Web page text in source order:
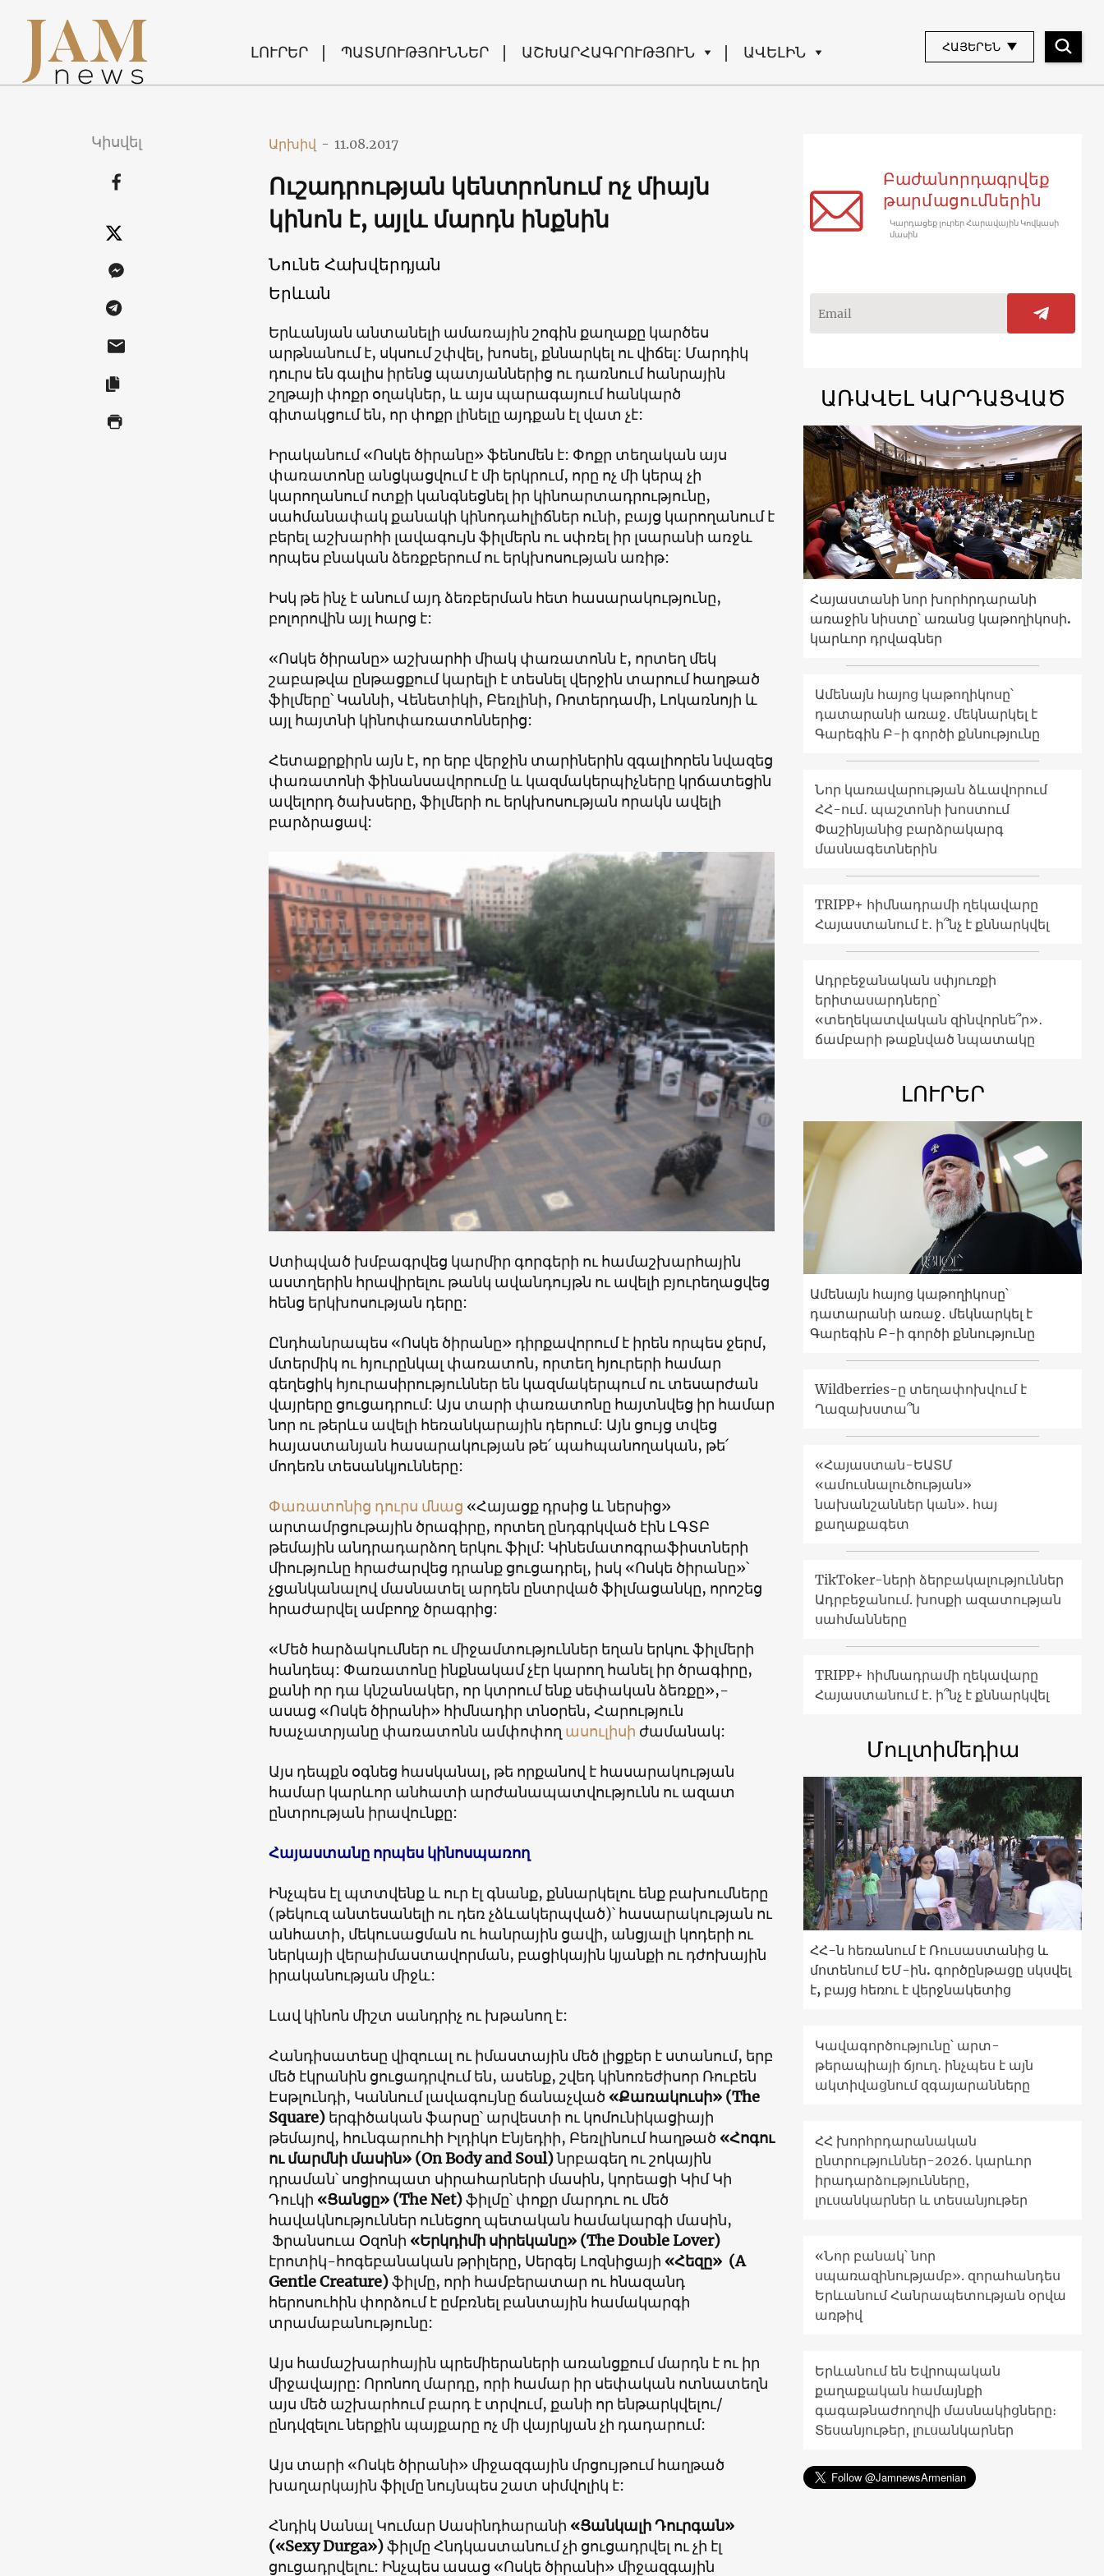
ԼՈՒՐԵՐ ՊԱՏՄՈՒԹՅՈՒՆՆԵՐ ԱՇԽԱՐՀԱԳՐՈՒԹՅՈՒՆ ԱՎԵԼԻՆ ՀԱՅԵՐԵՆ
Կիսվել Արխիվ - 11.08.2017
Ուշադրության կենտրոնում ոչ միայն
կինոն է, այլև մարդն ինքնին
Նունե Հախվերդյան
Երևան
Երևանյան անտանելի ամառային շոգին քաղաքը կարծես
արթնանում է, սկսում շփվել, խոսել, քննարկել ու վիճել: Մարդիկ
դուրս են գալիս իրենց պատյաններից ու դառնում հանրային
շղթայի փոքր օղակներ, և այս պարագայում հանկարծ
գիտակցում են, որ փոքր լինելը այդքան էլ վատ չէ:
Իրականում «Ոսկե ծիրանը» ֆենոմեն է: Փոքր տեղական այս
փառատոնը անցկացվում է մի երկրում, որը ոչ մի կերպ չի
կարողանում ոտքի կանգնեցնել իր կինոարտադրությունը,
սահմանափակ քանակի կինոդահլիճներ ունի, բայց կարողանում է
բերել աշխարհի լավագույն ֆիլմերն ու սփռել իր լսարանի առջև
որպես բնական ձեռքբերում ու երկխոսության առիթ:
Իսկ թե ինչ է անում այդ ձեռբերման հետ հասարակությունը,
բոլորովին այլ հարց է:
«Ոսկե ծիրանը» աշխարհի միակ փառատոնն է, որտեղ մեկ
շաբաթվա ընթացքում կարելի է տեսնել վերջին տարում հաղթած
ֆիլմերը՝ Կաննի, Վենետիկի, Բեռլինի, Ռոտերդամի, Լոկառնոյի և
այլ հայտնի կինոփառատոններից:
Հետաքրքիրն այն է, որ երբ վերջին տարիներին զգալիորեն նվազեց
փառատոնի ֆինանսավորումը և կազմակերպիչները կրճատեցին
ավելորդ ծախսերը, ֆիլմերի ու երկխոսության որակն ավելի
բարձրացավ:
Ստիպված խմբագրվեց կարմիր գորգերի ու համաշխարհային
աստղերին հրավիրելու թանկ ավանդույթն ու ավելի բյուրեղացվեց
հենց երկխոսության դերը:
Ընդհանրապես «Ոսկե ծիրանը» դիրքավորում է իրեն որպես ջերմ,
մտերմիկ ու հյուրընկալ փառատոն, որտեղ հյուրերի համար
գեղեցիկ հյուրասիրություններ են կազմակերպում ու տեսարժան
վայրերը ցուցադրում: Այս տարի փառատոնը հայտնվեց իր համար
նոր ու թերևս ավելի հեռանկարային դերում: Այն ցույց տվեց
հայաստանյան հասարակության թե՛ պահպանողական, թե՛
մոդեռն տեսանկյունները:
Փառատոնից դուրս մնաց «Հայացք դրսից և ներսից»
արտամրցութային ծրագիրը, որտեղ ընդգրկված էին ԼԳՏԲ
թեմային անդրադարձող երկու ֆիլմ: Կինեմատոգրաֆիստների
միությունը հրաժարվեց դրանք ցուցադրել, իսկ «Ոսկե ծիրանը»՝
չցանկանալով մասնատել արդեն ընտրված ֆիլմացանկը, որոշեց
հրաժարվել ամբողջ ծրագրից:
«Մեծ հարձակումներ ու միջամտություններ եղան երկու ֆիլմերի
հանդեպ: Փառատոնը ինքնակամ չէր կարող հանել իր ծրագիրը,
քանի որ դա կնշանակեր, որ կտրում ենք սեփական ձեռքը»,-
ասաց «Ոսկե ծիրանի» հիմնադիր տնօրեն, Հարություն
Խաչատրյանը փառատոնն ամփոփող ասուլիսի ժամանակ:
Այս դեպքն օգնեց հասկանալ, թե որքանով է հասարակության
համար կարևոր անհատի արժանապատվությունն ու ազատ
ընտրության իրավունքը:
Հայաստանը որպես կինոսպառող
Ինչպես էլ պտտվենք և ուր էլ գնանք, քննարկելու ենք բախումները
(թեկուզ անտեսանելի ու դեռ չձևակերպված)՝ հասարակության ու
անհատի, մեկուսացման ու հանրային ցավի, անցյալի կոդերի ու
ներկայի վերաիմաստավորման, բացիկային կյանքի ու դժոխային
իրականության միջև:
Լավ կինոն միշտ սանդրիչ ու խթանող է:
Հանդիսատեսը վիզուալ ու իմաստային մեծ լիցքեր է ստանում, երբ
մեծ էկրանին ցուցադրվում են, ասենք, շվեդ կինոռեժիսոր Ռուբեն
Էսթլունդի, Կաննում լավագույնը ճանաչված «Քառակուսի» (The
Square) երգիծական ֆարսը՝ արվեստի ու կոմունիկացիայի
թեմայով, հունգարուհի Իլդիկո Էնյեդիի, Բեռլինում հաղթած «Հոգու
ու մարմնի մասին» (On Body and Soul)նրբագեղ ու շոկային
դրաման՝ սոցիոպատ սիրահարների մասին, կորեացի Կիմ Կի
Դուկի «Ցանցը» (The Net)ֆիլմը՝ փոքր մարդու ու մեծ
հավակնություններ ունեցող պետական համակարգի մասին,
Ֆրանսուա Օզոնի «Երկդիմի սիրեկանը» (The Double Lover)
էրոտիկ-հոգեբանական թրիլերը, Սերգեյ Լոզնիցայի «Հեզը» (A
Gentle Creature)ֆիլմը, որի համբերատար ու հնազանդ
հերոսուհին փորձում է ըմբռնել բանտային համակարգի
տրամաբանությունը:
Այս համաշխարհային պրեմիերաների առանցքում մարդն է ու իր
միջավայրը: Որոնող մարդը, որի համար իր սեփական ոտնատեղն
այս մեծ աշխարհում բարդ է տրվում, քանի որ ենթարկվելու/
ընդվզելու ներքին պայքարը ոչ մի վայրկյան չի դադարում:
Այս տարի «Ոսկե ծիրանի» միջազգային մրցույթում հաղթած
խաղարկային ֆիլմը նույնպես շատ սիմվոլիկ է:
Հնդիկ Սանալ Կումար Սասինդհարանի «Ցանկալի Դուրգան»
(«Sexy Durga»)ֆիլմը Հնդկաստանում չի ցուցադրվել ու չի էլ
ցուցադրվելու: Ինչպես ասաց «Ոսկե ծիրանի» միջազգային
Բաժանորդագրվեք
թարմացումներին
Կարդացեք լուրեր Հարավային Կովկասի
մասին
ԱՌԱՎԵԼ ԿԱՐԴԱՑՎԱԾ
Հայաստանի նոր խորհրդարանի
առաջին նիստը՝ առանց կաթողիկոսի.
կարևոր դրվագներ
Ամենայն հայոց կաթողիկոսը՝
դատարանի առաջ․ մեկնարկել է
Գարեգին Բ-ի գործի քննությունը
Նոր կառավարության ձևավորում
ՀՀ-ում․ պաշտոնի խոստում
Փաշինյանից բարձրակարգ
մասնագետներին
TRIPP+ հիմնադրամի ղեկավարը
Հայաստանում է․ ի՞նչ է քննարկվել
Ադրբեջանական սփյուռքի
երիտասարդները՝
«տեղեկատվական զինվորնե՞ր»․
ճամբարի թաքնված նպատակը
ԼՈՒՐԵՐ
Ամենայն հայոց կաթողիկոսը՝
դատարանի առաջ․ մեկնարկել է
Գարեգին Բ-ի գործի քննությունը
Wildberries-ը տեղափոխվում է
Ղազախստա՞ն
«Հայաստան-ԵԱՏՄ
«ամուսնալուծության»
նախանշաններ կան»․ հայ
քաղաքագետ
TikToker-ների ձերբակալություններ
Ադրբեջանում. խոսքի ազատության
սահմանները
TRIPP+ հիմնադրամի ղեկավարը
Հայաստանում է․ ի՞նչ է քննարկվել
Մուլտիմեդիա
ՀՀ-ն հեռանում է Ռուսաստանից և
մոտենում ԵՄ-ին. գործընթացը սկսվել
է, բայց հեռու է վերջնակետից
Կավագործությունը՝ արտ-
թերապիայի ճյուղ․ ինչպես է այն
ակտիվացնում զգայարանները
ՀՀ խորհրդարանական
ընտրություններ-2026. կարևոր
իրադարձությունները,
լուսանկարներ և տեսանյութեր
«Նոր բանակ՝ նոր
սպառազինությամբ». զորահանդես
Երևանում Հանրապետության օրվա
առթիվ
Երևանում են Եվրոպական
քաղաքական համայնքի
գագաթնաժողովի մասնակիցները։
Տեսանյութեր, լուսանկարներ